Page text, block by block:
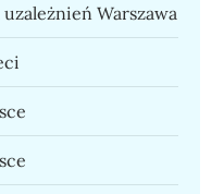
Warszawa